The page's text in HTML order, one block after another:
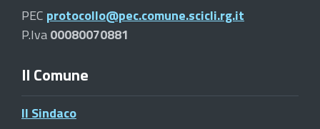
PEC protocollo@pec.comune.scicli.rg.it
P.Iva00080070881
Il Comune
Il Sindaco